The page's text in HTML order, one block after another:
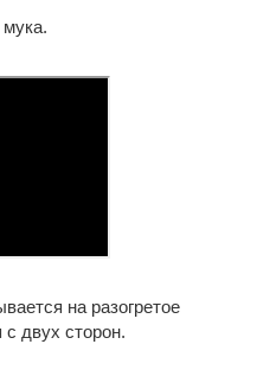
на разогретое
двух сторон.